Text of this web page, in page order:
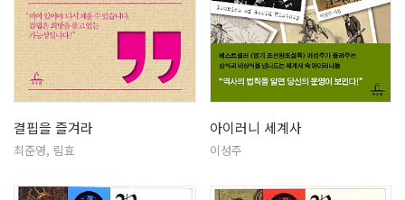
결핍을 즐겨라
최준영, 림효
아이러니 세계사
이성주